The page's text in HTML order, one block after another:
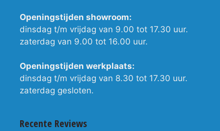
Openingstijden showroom:
dinsdag t/m vrijdag van 9.00 tot 17.30 uur.
zaterdag van 9.00 tot 16.00 uur.
Openingstijden werkplaats:
dinsdag t/m vrijdag van 8.30 tot 17.30 uur.
zaterdag gesloten.
Recente Reviews